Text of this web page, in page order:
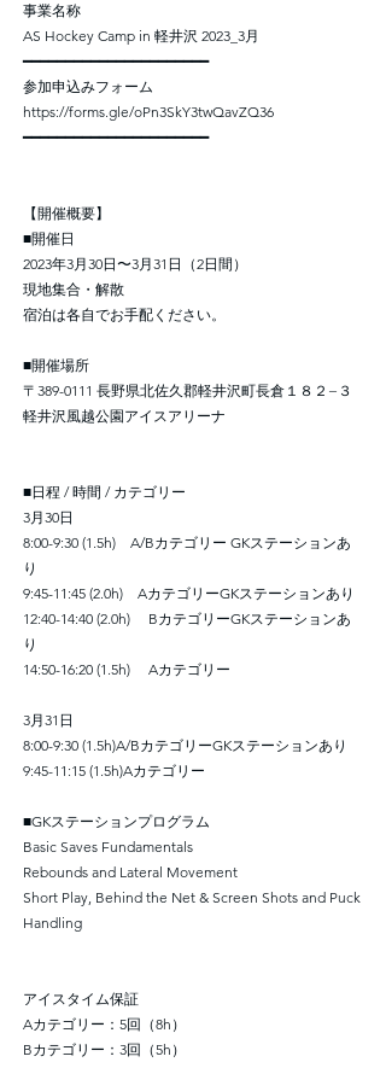
事業名称
AS Hockey Camp in 軽井沢 2023_3月
━━━━━━━━━━━━━━━━━━━━━━
参加申込みフォーム
https://forms.gle/oPn3SkY3twQavZQ36
━━━━━━━━━━━━━━━━━━━━━━
【開催概要】
■開催日
2023年3月30日〜3月31日（2日間）
現地集合・解散
宿泊は各自でお手配ください。
■開催場所
〒389-0111 長野県北佐久郡軽井沢町長倉１８２−３
軽井沢風越公園アイスアリーナ
■日程 / 時間 / カテゴリー
3月30日
8:00-9:30 (1.5h) A/Bカテゴリー GKステーションあ
り
9:45-11:45 (2.0h) AカテゴリーGKステーションあり
12:40-14:40 (2.0h) BカテゴリーGKステーションあ
り
14:50-16:20 (1.5h) Aカテゴリー
3月31日
8:00-9:30 (1.5h)A/BカテゴリーGKステーションあり
9:45-11:15 (1.5h)Aカテゴリー
■GKステーションプログラム
Basic Saves Fundamentals
Rebounds and Lateral Movement
Short Play, Behind the Net & Screen Shots and Puck
Handling
アイスタイム保証
Aカテゴリー：5回（8h）
Bカテゴリー：3回（5h）